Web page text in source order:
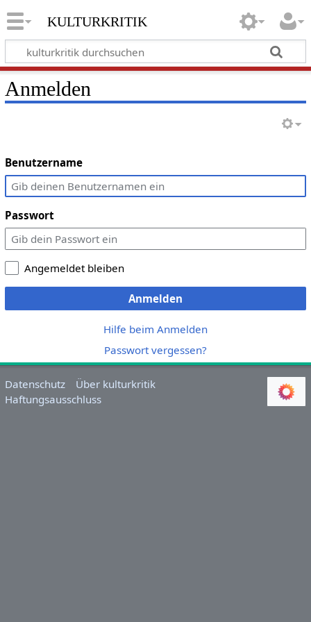
kulturkritik
Anmelden
Benutzername
Passwort
Angemeldet bleiben
Anmelden
Hilfe beim Anmelden
Passwort vergessen?
Datenschutz
Über kulturkritik
Haftungsausschluss